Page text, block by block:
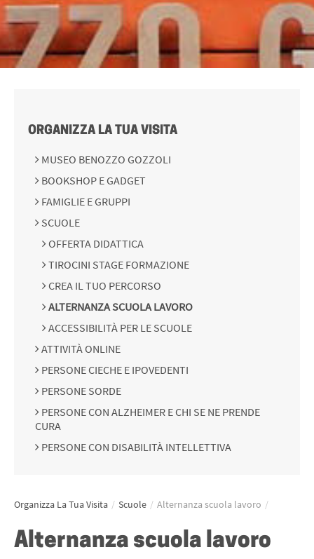
ORGANIZZA LA TUA VISITA
MUSEO BENOZZO GOZZOLI
BOOKSHOP E GADGET
FAMIGLIE E GRUPPI
SCUOLE
OFFERTA DIDATTICA
TIROCINI STAGE FORMAZIONE
CREA IL TUO PERCORSO
ALTERNANZA SCUOLA LAVORO
ACCESSIBILITÀ PER LE SCUOLE
ATTIVITÀ ONLINE
PERSONE CIECHE E IPOVEDENTI
PERSONE SORDE
PERSONE CON ALZHEIMER E CHI SE NE PRENDE
CURA
PERSONE CON DISABILITÀ INTELLETTIVA
Organizza La Tua Visita / Scuole / Alternanza scuola lavoro /
Alternanza scuola lavoro